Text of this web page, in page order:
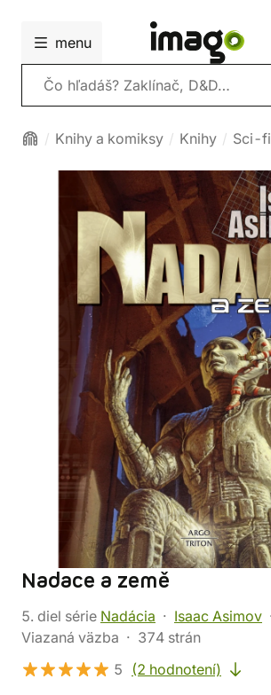
menu
Vyhľadávanie
Knihy a komiksy Knihy Sci-fi
Nadace a země
5. diel série Nadácia Isaac Asimov
Viazaná väzba
374 strán
5
(2 hodnotení)